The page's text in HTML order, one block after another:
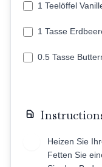
1 Teelöffel
1 Tasse
0.5 Tasse
Heizen Sie
Fetten Sie